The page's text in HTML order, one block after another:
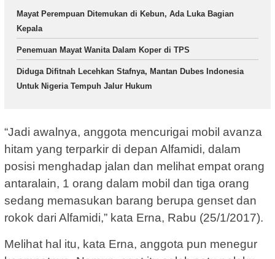
Mayat Perempuan Ditemukan di Kebun, Ada Luka Bagian
Kepala
Penemuan Mayat Wanita Dalam Koper di TPS
Diduga Difitnah Lecehkan Stafnya, Mantan Dubes Indonesia
Untuk Nigeria Tempuh Jalur Hukum
“Jadi awalnya, anggota mencurigai mobil avanza
hitam yang terparkir di depan Alfamidi, dalam
posisi menghadap jalan dan melihat empat orang
antaralain, 1 orang dalam mobil dan tiga orang
sedang memasukan barang berupa genset dan
rokok dari Alfamidi,” kata Erna, Rabu (25/1/2017).
Melihat hal itu, kata Erna, anggota pun menegur